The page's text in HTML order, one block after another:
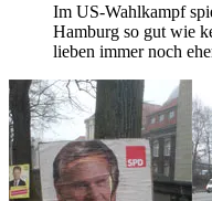
Im US-Wahlkampf
Hamburg so gut wie
lieben immer noch